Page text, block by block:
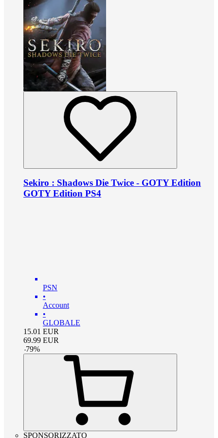
Sekiro : Shadows Die Twice - GOTY Edition
GOTY Edition PS4
PSN
•
Account
•
GLOBALE
15.01 EUR
69.99 EUR
-79%
SPONSORIZZATO